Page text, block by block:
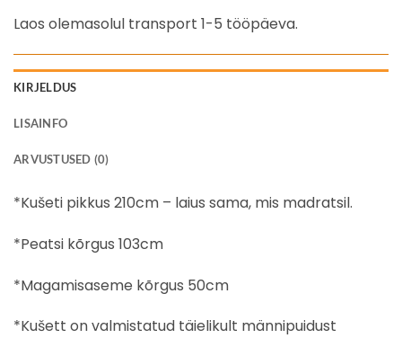
Laos olemasolul transport 1-5 tööpäeva.
KIRJELDUS
LISAINFO
ARVUSTUSED (0)
*Kušeti pikkus 210cm – laius sama, mis madratsil.
*Peatsi kõrgus 103cm
*Magamisaseme kõrgus 50cm
*Kušett on valmistatud täielikult männipuidust